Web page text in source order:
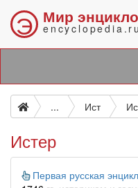
Э Мир
encyclopedia.ru
... Ист
Истер
Информация
Первая русская